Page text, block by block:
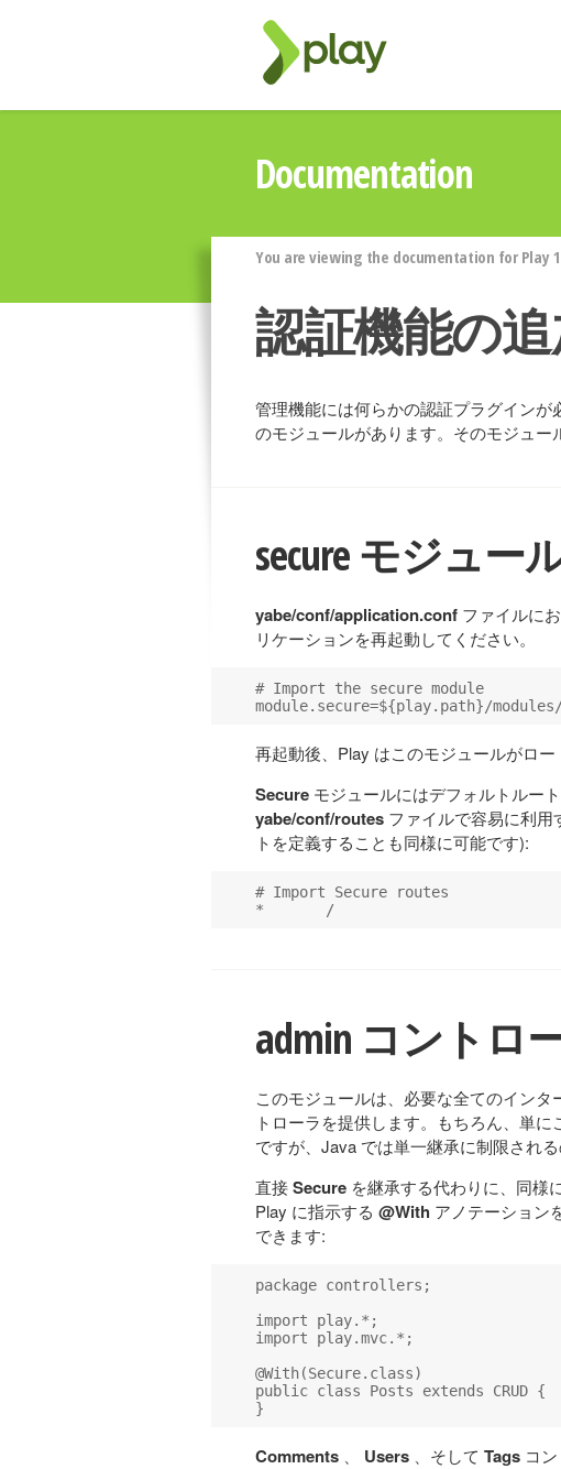
Documentation
You are viewing the documentation for Play
認証機能の
管理機能には何らかの認証プラグイン
のモジュールがあります。そのモジュー
secure モジュー
yabe/conf/application.conf ファイルに
リケーションを再起動してください。
# Import the secure module
再起動後、Play はこのモジュールがロー
Secure モジュールにはデフォルトルー
yabe/conf/routes ファイルで容易に利
トを定義することも同様に可能です):
# Import Secure routes
admin コントロ
このモジュールは、必要な全てのインタ
トローラを提供します。もちろん、単
ですが、Java では単一継承に制限される
直接Secure を継承する代わりに、同様
Play に指示する @With アノテーション
できます:
package controllers;
import play.*;
import play.mvc.*;
@With(Secure.class)
public class Posts extends
Comments Users 、そして Tags コ